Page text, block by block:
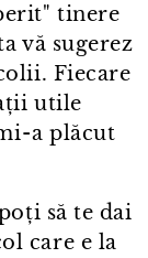
tinere
vă sugerez
Fiecare
utile
⁠a plăcut
să te dai
care e la